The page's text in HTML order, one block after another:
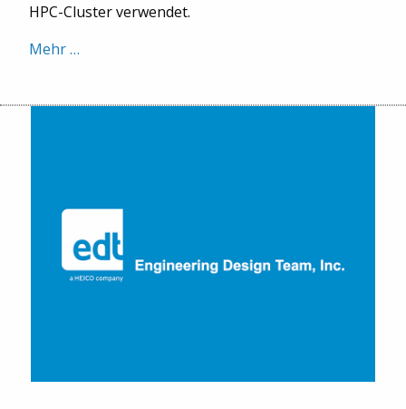
HPC-Cluster verwendet.
Mehr …